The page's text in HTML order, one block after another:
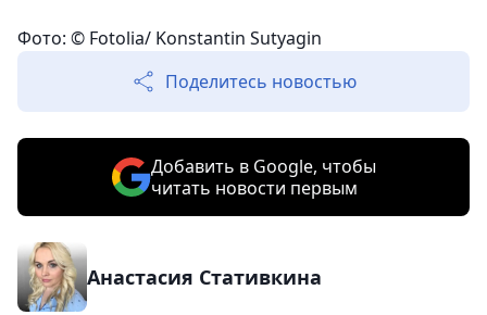
Фото: © Fotolia/ Konstantin Sutyagin
Поделитесь новостью
Добавить в Google, чтобы
читать новости первым
Анастасия Стативкина